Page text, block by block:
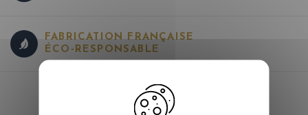
FABRICATION FRANÇAISE
ÉCO-RESPONSABLE
SERVICE CLIENT